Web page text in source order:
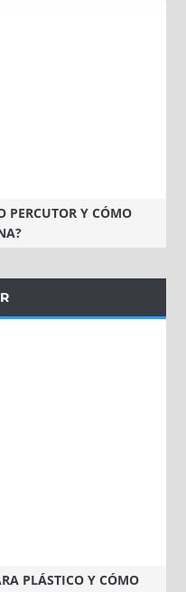
PERCUTOR Y CÓMO
PLÁSTICO Y CÓMO